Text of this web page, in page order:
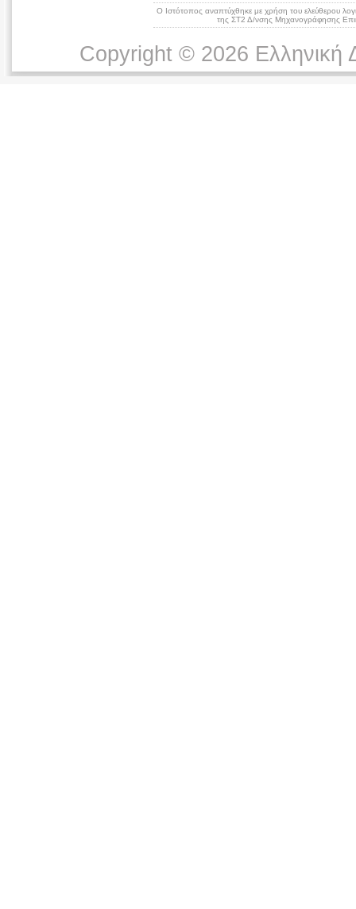
Ο Ιστότοπος αναπτύχθηκε με χρήση του ελεύθερου
της ΣΤ2 Δ/νσης Μηχανογράφησης
Copyright © 2026